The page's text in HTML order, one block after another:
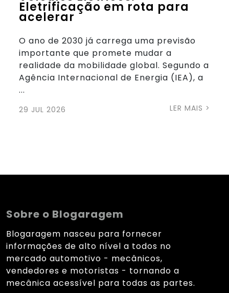
Eletrificação em rota para
acelerar
O ano de 2030 já carrega uma previsão
importante que promete mudar a
realidade da mobilidade global. Segundo a
Agência Internacional de Energia (IEA), a
...
29 JUL 2026 LER MAIS >
Sobre o Blogaragem
Blogaragem nasceu para fornecer
informações de alto nível a todos no
mercado automotivo - mecânicos,
vendedores e motoristas - tornando a
mecânica acessível para todas as partes.